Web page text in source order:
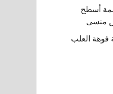
أسطح
منسى
العلب